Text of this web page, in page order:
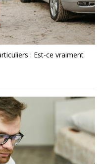
: Est-ce vraiment